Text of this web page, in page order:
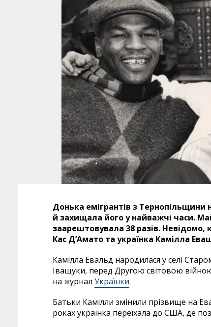
Донька емігрантів з
й захищала його у найважчі часи.
заарештовувала 38 разів. Невідомо,
Кас Д’Амато та українка Камілла
Камілла Евальд народилася у селі
Іващуки, перед Другою світовою
на журнал Українки.
Батьки Камілли змінили прізвище на
роках українка переїхала до США, де